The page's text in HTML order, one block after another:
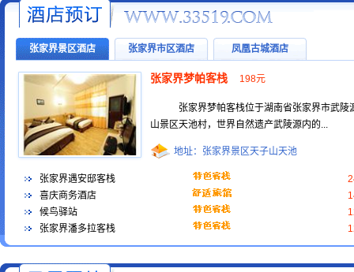
张家界景区酒店 张家界市区酒店 凤凰古城酒店
张家界梦帕客栈 198元
张家界梦帕客栈位于湖南省张家界市武陵
山景区天池村，世界自然遗产武陵源内的...
地址：张家界景区天子山天池
张家界遇安邸客栈
喜庆商务酒店
候鸟驿站
张家界潘多拉客栈